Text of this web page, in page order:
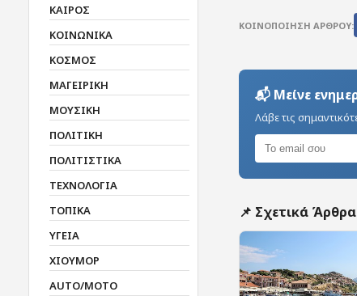
ΚΑΙΡΟΣ
ΚΟΙΝΩΝΙΚΑ
ΚΟΣΜΟΣ
ΜΑΓΕΙΡΙΚΗ
ΜΟΥΣΙΚΗ
ΠΟΛΙΤΙΚΗ
ΠΟΛΙΤΙΣΤΙΚΑ
ΤΕΧΝΟΛΟΓΙΑ
ΤΟΠΙΚΑ
ΥΓΕΙΑ
ΧΙΟΥΜΟΡ
AUTO/MOTO
ΚΟΙΝΟΠΟΙΗΣΗ ΑΡΘΡΟΥ:
📬 Μείνε
Λάβε τις
📌 Σχετικά Άρθρα